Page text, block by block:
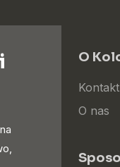
O
Kontakt
O nas